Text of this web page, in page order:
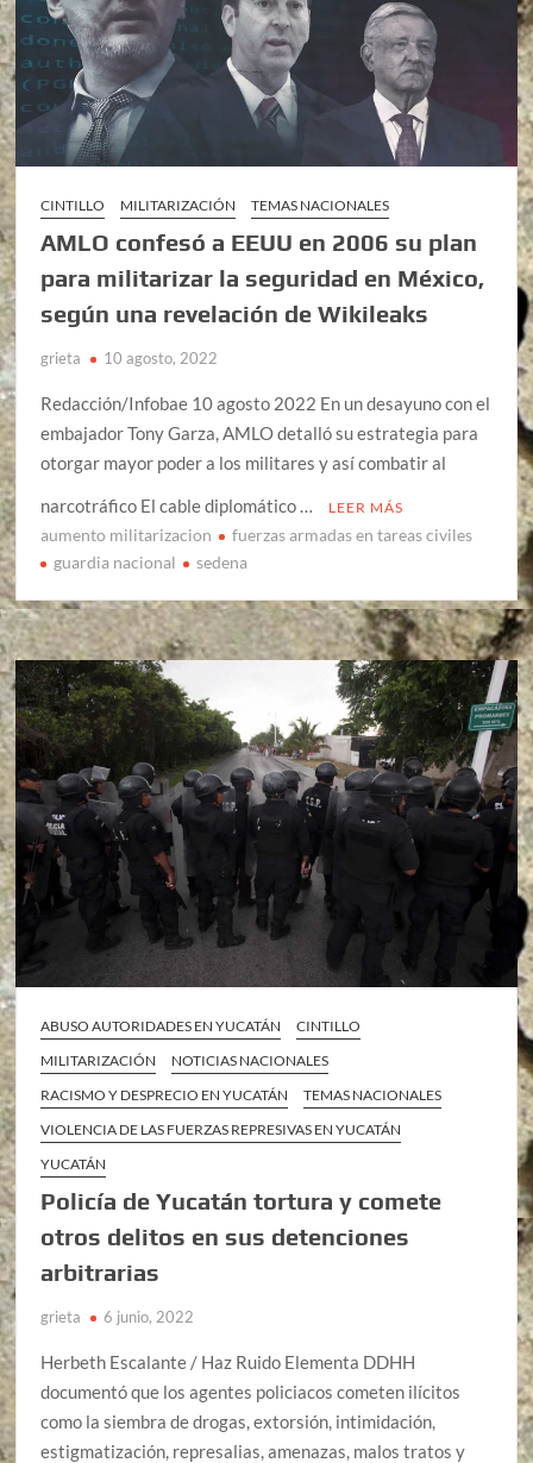
CINTILLO MILITARIZACIÓN TEMAS NACIONALES
AMLO confesó a EEUU en 2006 su plan
para militarizar la seguridad en México,
según una revelación de Wikileaks
grieta 10 agosto, 2022
Redacción/Infobae 10 agosto 2022 En un desayuno con el
embajador Tony Garza, AMLO detalló su estrategia para
otorgar mayor poder a los militares y así combatir al
narcotráfico El cable diplomático …
LEER MÁS
aumento militarizacion
fuerzas armadas en tareas civiles
guardia nacional
sedena
ABUSO AUTORIDADES EN YUCATÁN
CINTILLO
MILITARIZACIÓN
NOTICIAS NACIONALES
RACISMO Y DESPRECIO EN YUCATÁN
TEMAS NACIONALES
VIOLENCIA DE LAS FUERZAS REPRESIVAS EN YUCATÁN
YUCATÁN
Policía de Yucatán tortura y comete
otros delitos en sus detenciones
arbitrarias
grieta 6 junio, 2022
Herbeth Escalante / Haz Ruido Elementa DDHH
documentó que los agentes policiacos cometen ilícitos
como la siembra de drogas, extorsión, intimidación,
estigmatización, represalias, amenazas, malos tratos y